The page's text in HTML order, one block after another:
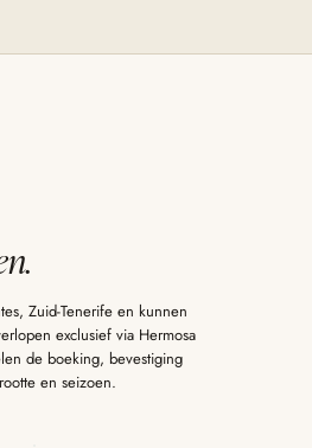
Zuid-Tenerife en kunnen
exclusief via Hermosa
de boeking, bevestiging
en seizoen.